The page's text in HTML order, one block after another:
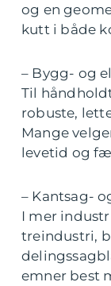
og en
kutt i både
– Bygg- og
Til
robuste,
Mange
levetid og
– Kantsag-
I mer
treindustri,
emner best